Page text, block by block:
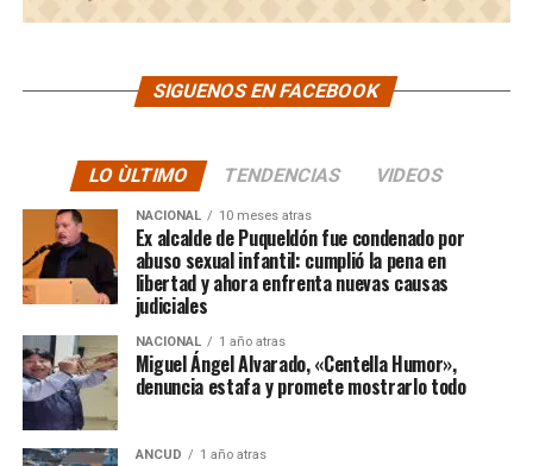
SIGUENOS EN FACEBOOK
LO ÙLTIMO TENDENCIAS VIDEOS
NACIONAL 10 meses atras
Ex alcalde de Puqueldón fue condenado por
abuso sexual infantil: cumplió la pena en
libertad y ahora enfrenta nuevas causas
judiciales
NACIONAL 1 año atras
Miguel Ángel Alvarado, «Centella Humor»,
denuncia estafa y promete mostrarlo todo
ANCUD 1 año atras